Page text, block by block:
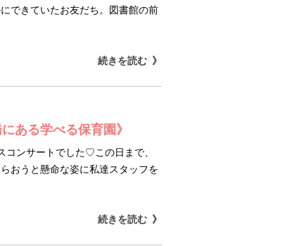
できていたお友だち。図書館の前
続きを読む
ある学べる保育園》
コンサートでした♡この日まで、
おうと懸命な姿に私達スタッフを
続きを読む